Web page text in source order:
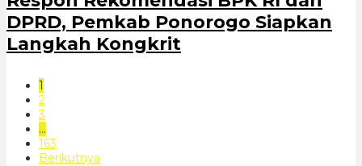
DPRD, Pemkab Ponorogo Siapkan
Langkah Kongkrit
1
2
3
…
163
Berikutnya